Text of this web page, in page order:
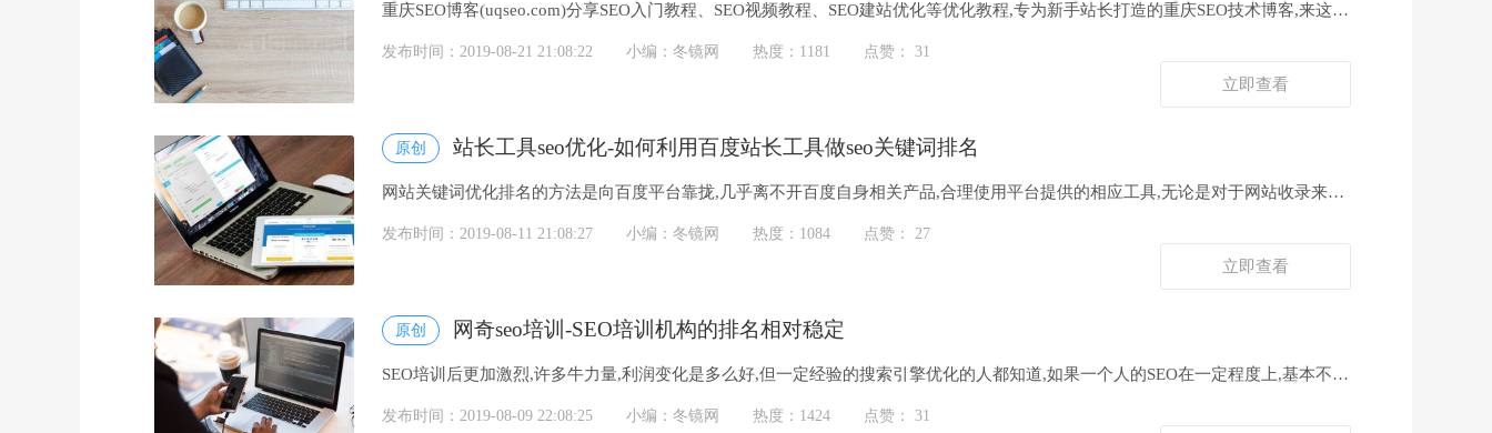
重庆SEO博客(uqseo.com)分享SEO入门教程、SEO视频教程、SEO建站优化等优化教程,专为新手站长打造的重庆SEO技术博客,来这里
冬镜和你一起学习SEO优化技术.
发布时间：2019-08-21 21:08:22 小编：冬镜网 热度：1181 点赞： 31
立即查看
原创 站长工具seo优化-如何利用百度站长工具做seo关键词排名
网站关键词优化排名的方法是向百度平台靠拢,几乎离不开百度自身相关产品,合理使用平台提供的相应工具,无论是对于网站收录来讲,
还是对于seo关心的网站...
发布时间：2019-08-11 21:08:27 小编：冬镜网 热度：1084 点赞： 27
立即查看
原创 网奇seo培训-SEO培训机构的排名相对稳定
SEO培训后更加激烈,许多牛力量,利润变化是多么好,但一定经验的搜索引擎优化的人都知道,如果一个人的SEO在一定程度上,基本不是
连接SEO关键词,SEO培训...
发布时间：2019-08-09 22:08:25 小编：冬镜网 热度：1424 点赞： 31